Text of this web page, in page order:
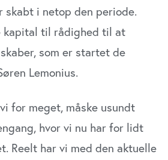
skabt i netop den periode.
kapital til rådighed til at
som er startet de
Lemonius.
for meget, måske usundt
hvor vi nu har for lidt
Reelt har vi med den aktuelle